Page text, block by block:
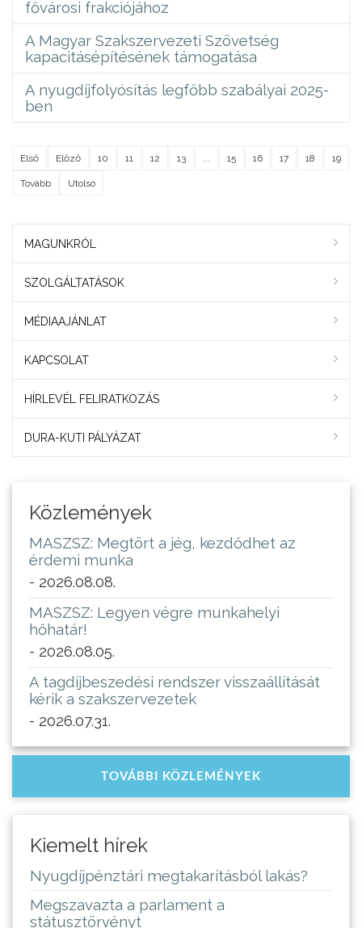
fővárosi frakciójához
A Magyar Szakszervezeti Szövetség
kapacitásépítésének támogatása
A nyugdíjfolyósítás legfőbb szabályai 2025-
ben
Első Előző 10 11 12 13 15 16 17 18 19
Tovább Utolsó
MAGUNKRÓL
SZOLGÁLTATÁSOK
MÉDIAAJÁNLAT
KAPCSOLAT
HÍRLEVÉL FELIRATKOZÁS
DURA-KUTI PÁLYÁZAT
Közlemények
MASZSZ: Megtört a jég, kezdődhet az
érdemi munka
- 2026.08.08.
MASZSZ: Legyen végre munkahelyi
hőhatár!
- 2026.08.05.
A tagdíjbeszedési rendszer visszaállítását
kérik a szakszervezetek
- 2026.07.31.
TOVÁBBI KÖZLEMÉNYEK
Kiemelt hírek
Nyugdíjpénztári megtakarításból lakás?
Megszavazta a parlament a
státusztörvényt